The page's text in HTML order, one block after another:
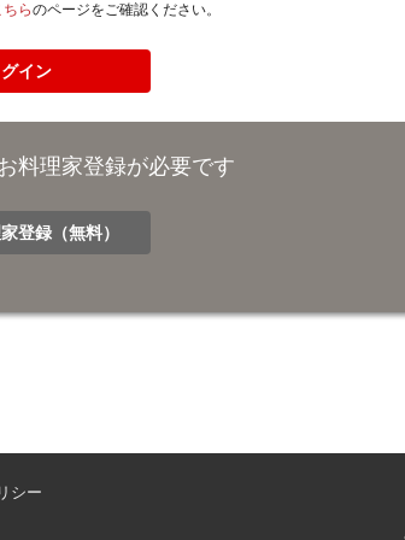
ちらのページをご確認ください。
料理家登録が必要です
登録（無料）
シー